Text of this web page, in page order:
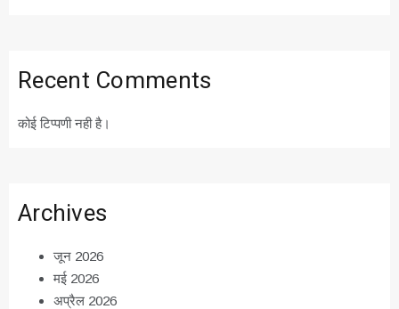
Recent Comments
कोई टिप्पणी नही है।
Archives
जून 2026
मई 2026
अप्रैल 2026